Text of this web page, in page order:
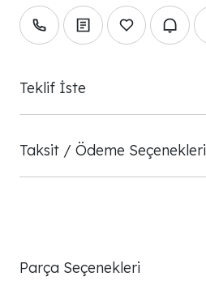
Teklif İste
Taksit / Ödeme Seçenekleri
Parça Seçenekleri